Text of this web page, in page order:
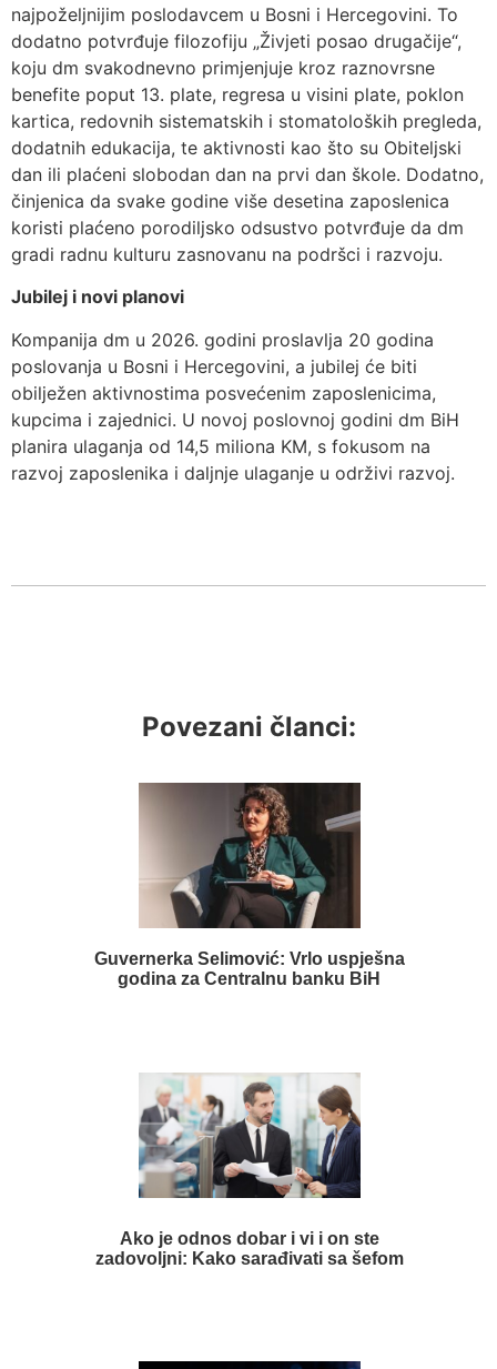
najpoželjnijim poslodavcem u Bosni i Hercegovini. To
dodatno potvrđuje filozofiju „Živjeti posao drugačije“,
koju dm svakodnevno primjenjuje kroz raznovrsne
benefite poput 13. plate, regresa u visini plate, poklon
kartica, redovnih sistematskih i stomatoloških pregleda,
dodatnih edukacija, te aktivnosti kao što su Obiteljski
dan ili plaćeni slobodan dan na prvi dan škole. Dodatno,
činjenica da svake godine više desetina zaposlenica
koristi plaćeno porodiljsko odsustvo potvrđuje da dm
gradi radnu kulturu zasnovanu na podršci i razvoju.
Jubilej i novi planovi
Kompanija dm u 2026. godini proslavlja 20 godina
poslovanja u Bosni i Hercegovini, a jubilej će biti
obilježen aktivnostima posvećenim zaposlenicima,
kupcima i zajednici. U novoj poslovnoj godini dm BiH
planira ulaganja od 14,5 miliona KM, s fokusom na
razvoj zaposlenika i daljnje ulaganje u održivi razvoj.
Povezani članci:
Guvernerka Selimović: Vrlo uspješna
godina za Centralnu banku BiH
Ako je odnos dobar i vi i on ste
zadovoljni: Kako sarađivati sa šefom